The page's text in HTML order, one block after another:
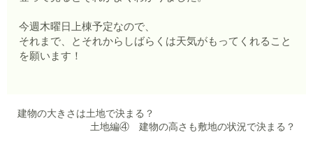
今週木曜日上棟予定なので、
それまで、とそれからしばらくは天気がもってくれること
を願います！
建物の大きさは土地で決まる？
土地編④ 建物の高さも敷地の状況で決まる？